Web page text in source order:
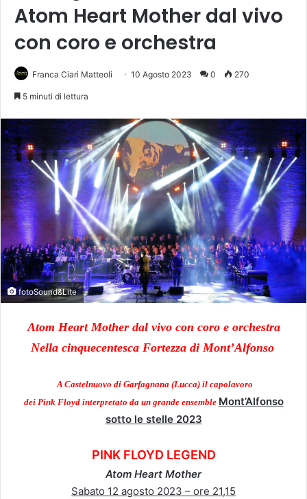
Atom Heart Mother dal vivo
con coro e orchestra
Franca Ciari Matteoli 10 Agosto 2023 0 270
5 minuti di lettura
fotoSound&Lite
Atom Heart Mother dal vivo con coro e orchestra
Nella cinquecentesca Fortezza di Mont’Alfonso
A Castelnuovo di Garfagnana (Lucca) il capolavoro
dei Pink Floyd interpretato da un grande ensemble Mont’Alfonso
sotto le stelle 2023
PINK FLOYD LEGEND
Atom Heart Mother
Sabato 12 agosto 2023 – ore 21,15